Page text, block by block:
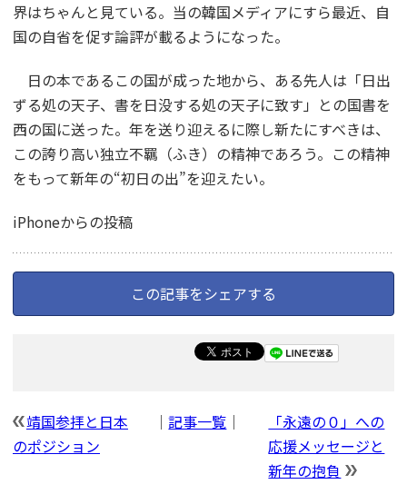
界はちゃんと見ている。当の韓国メディアにすら最近、自
国の自省を促す論評が載るようになった。
日の本であるこの国が成った地から、ある先人は「日出
ずる処の天子、書を日没する処の天子に致す」との国書を
西の国に送った。年を送り迎えるに際し新たにすべきは、
この誇り高い独立不羈（ふき）の精神であろう。この精神
をもって新年の“初日の出”を迎えたい。
iPhoneからの投稿
この記事をシェアする
「永遠の０」への
応援メッセージと
新年の抱負
｜記事一覧 ｜
靖国参拝と日本
のポジション